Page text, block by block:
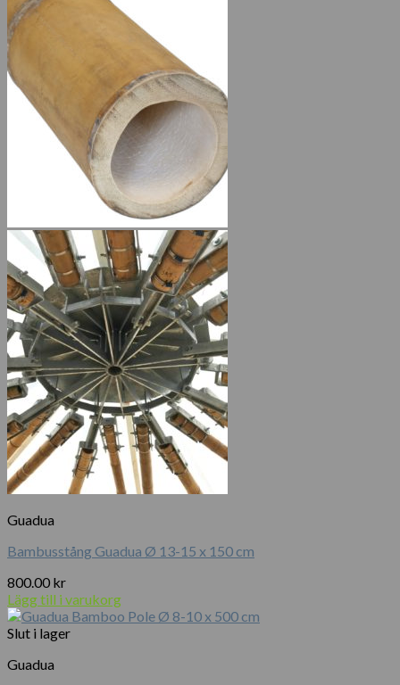
Guadua
Bambusstång Guadua Ø 13-15 x 150 cm
800.00 kr
Lägg till i varukorg
Slut i lager
Guadua